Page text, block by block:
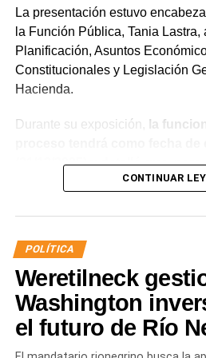
La presentación estuvo
la Función Pública, Tania
Planificación, Asuntos
Constitucionales y Legislación
Hacienda.
Durante su exposición,
la
(31/12/2025) y detalló que,
estabilidad, los agentes
Administración Pública
superiores a 10 días de
Disciplina, contar con un
aptitud psicofísica mediante la
Provincial.
Además, Lastra aseguró que el
trabajadores no sufrirá
CONTINUAR
POLÍTICA
Weretilneck
Washington
el futuro de Río